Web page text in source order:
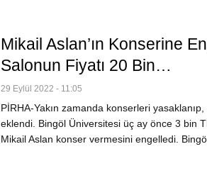
Mikail Aslan’ın Konserine
Salonun Fiyatı 20 Bin…
29 Eylül 2022 - 11:05
PİRHA-Yakın zamanda konserleri
eklendi. Bingöl Üniversitesi üç ay önce 3 bin
Mikail Aslan konser vermesini engelledi.